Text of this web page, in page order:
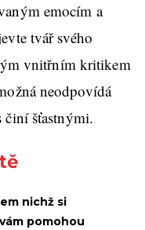
emocím a
tvář svého
vnitřním kritikem
neodpovídá
činí šťastnými.
nichž si
pomohou